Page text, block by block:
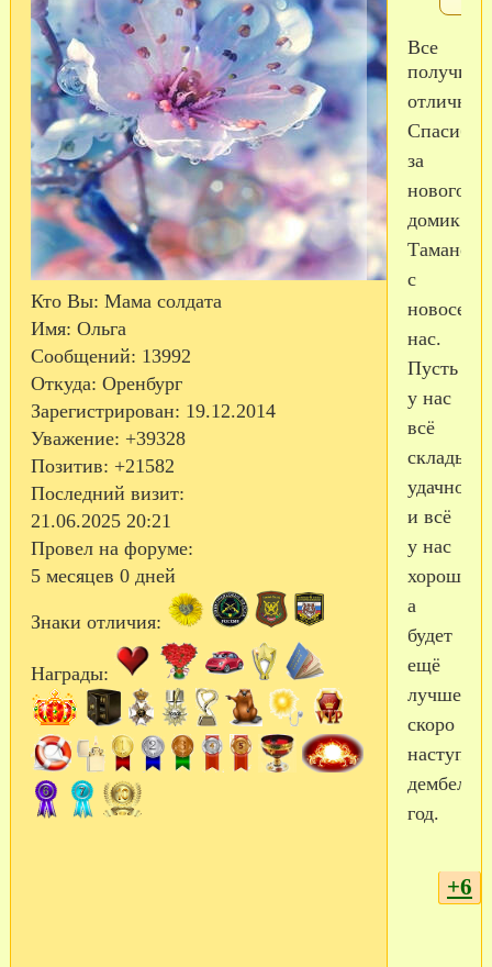
Кто Вы: Мама солдата
Имя: Ольга
Сообщений: 13992
Откуда: Оренбург
Зарегистрирован: 19.12.2014
Уважение: +39328
Позитив: +21582
Последний визит:
21.06.2025 20:21
Провел на форуме:
5 месяцев 0 дней
Знаки отличия:
Награды:
Все
отлично.
Спасибо
за
домик.
с
нас.
Пусть
у нас
всё
удачно
и всё
у нас
хорошо,
а
будет
ещё
лучше,
скоро
наступит
год.
+6